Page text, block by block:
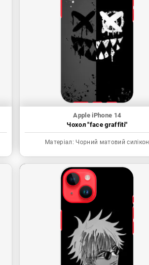
Apple iPhone 14
Чохол "face graffiti"
Матеріал: Чорний матовий силікон